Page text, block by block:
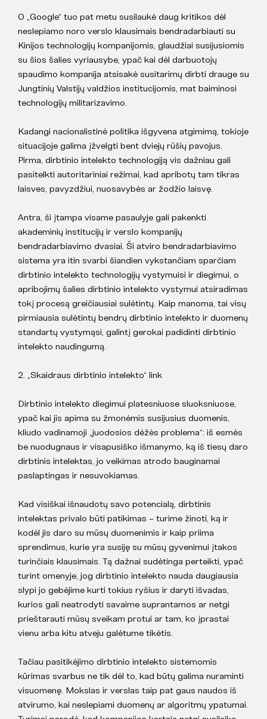
O „Google“ tuo pat metu susilaukė daug kritikos dėl
neslepiamo noro verslo klausimais bendradarbiauti su
Kinijos technologijų kompanijomis, glaudžiai susijusiomis
su šios šalies vyriausybe, ypač kai dėl darbuotojų
spaudimo kompanija atsisakė susitarimų dirbti drauge su
Jungtinių Valstijų valdžios institucijomis, mat baiminosi
technologijų militarizavimo.
Kadangi nacionalistinė politika išgyvena atgimimą, tokioje
situacijoje galima įžvelgti bent dviejų rūšių pavojus.
Pirma, dirbtinio intelekto technologiją vis dažniau gali
pasitelkti autoritariniai režimai, kad apribotų tam tikras
laisves, pavyzdžiui, nuosavybės ar žodžio laisvę.
Antra, ši įtampa visame pasaulyje gali pakenkti
akademinių institucijų ir verslo kompanijų
bendradarbiavimo dvasiai. Ši atviro bendradarbiavimo
sistema yra itin svarbi šiandien vykstančiam sparčiam
dirbtinio intelekto technologijų vystymuisi ir diegimui, o
apribojimų šalies dirbtinio intelekto vystymui atsiradimas
tokį procesą greičiausiai sulėtintų. Kaip manoma, tai visų
pirmiausia sulėtintų bendrų dirbtinio intelekto ir duomenų
standartų vystymąsi, galintį gerokai padidinti dirbtinio
intelekto naudingumą.
2. „Skaidraus dirbtinio intelekto“ link
Dirbtinio intelekto diegimui platesniuose sluoksniuose,
ypač kai jis apima su žmonėmis susijusius duomenis,
kliudo vadinamoji „juodosios dėžės problema“: iš esmės
be nuodugnaus ir visapusiško išmanymo, ką iš tiesų daro
dirbtinis intelektas, jo veikimas atrodo bauginamai
paslaptingas ir nesuvokiamas.
Kad visiškai išnaudotų savo potencialą, dirbtinis
intelektas privalo būti patikimas – turime žinoti, ką ir
kodėl jis daro su mūsų duomenimis ir kaip priima
sprendimus, kurie yra susiję su mūsų gyvenimui įtakos
turinčiais klausimais. Tą dažnai sudėtinga perteikti, ypač
turint omenyje, jog dirbtinio intelekto nauda daugiausia
slypi jo gebėjime kurti tokius ryšius ir daryti išvadas,
kurios gali neatrodyti savaime suprantamos ar netgi
prieštarauti mūsų sveikam protui ar tam, ko įprastai
vienu arba kitu atveju galėtume tikėtis.
Tačiau pasitikėjimo dirbtinio intelekto sistemomis
kūrimas svarbus ne tik dėl to, kad būtų galima nuraminti
visuomenę. Mokslas ir verslas taip pat gaus naudos iš
atvirumo, kai neslepiami duomenų ar algoritmų ypatumai.